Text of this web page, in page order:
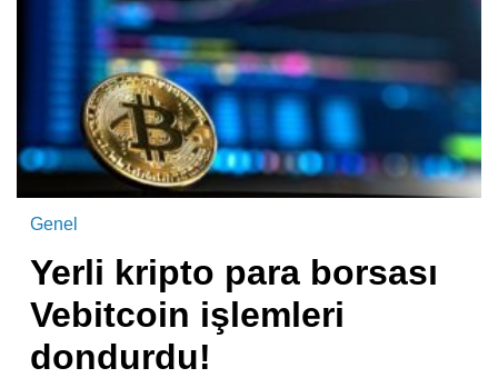
Genel
Yerli kripto para borsası
Vebitcoin işlemleri
dondurdu!